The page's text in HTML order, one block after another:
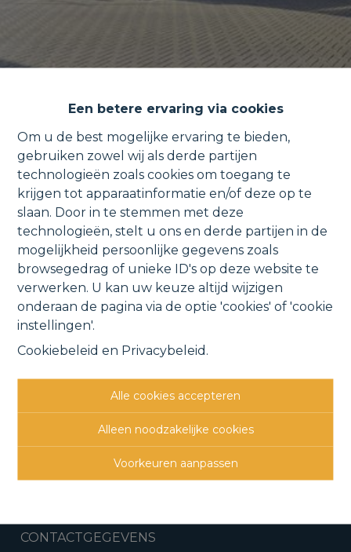
Een betere ervaring via cookies
Om u de best mogelijke ervaring te bieden,
gebruiken zowel wij als derde partijen
technologieën zoals cookies om toegang te
krijgen tot apparaatinformatie en/of deze op te
slaan. Door in te stemmen met deze
technologieën, stelt u ons en derde partijen in de
mogelijkheid persoonlijke gegevens zoals
browsegedrag of unieke ID's op deze website te
verwerken. U kan uw keuze altijd wijzigen
onderaan de pagina via de optie 'cookies' of 'cookie
instellingen'.
Cookiebeleid en Privacybeleid.
Alle cookies accepteren
Alleen noodzakelijke cookies
Voorkeuren aanpassen
Casco gelijkvloers appartement
met tuin en autostaanplaats.
Appeldonkstraat 169-177, 2830 Willebroek
VERKOCHT
Vorige Lijst Volgende
CONTACTGEGEVENS